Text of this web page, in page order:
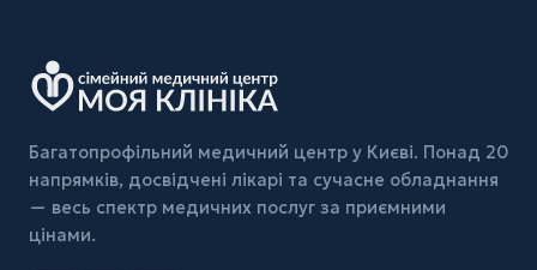
Багатопрофільний медичний центр у Києві. Понад 20
напрямків, досвідчені лікарі та сучасне обладнання
— весь спектр медичних послуг за приємними
цінами.